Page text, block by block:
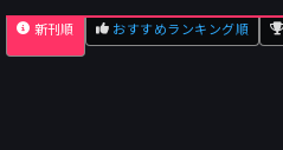
新刊順 おすすめランキング順